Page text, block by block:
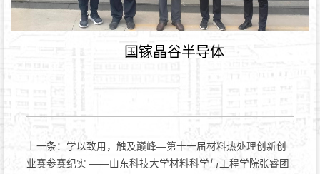
国镓晶谷半导体
上一条： 学以致用，触及巅峰—第十一届材料热处理创新创
业赛参赛纪实 ——山东科技大学材料科学与工程学院张睿团